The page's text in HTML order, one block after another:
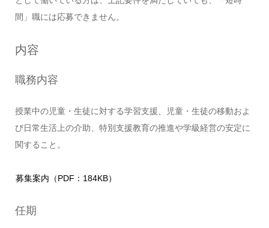
間」職には応募できません。
内容
職務内容
授業中の児童・生徒に対する学習支援、児童・生徒の移動およ
び日常生活上の介助、特別支援教育の推進や学級経営の安定に
関すること。
募集案内（PDF：184KB）
任期